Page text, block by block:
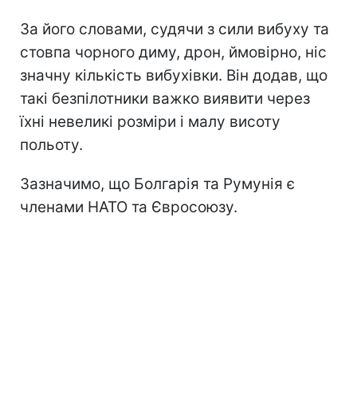
За його словами, судячи з сили вибуху та
стовпа чорного диму, дрон, ймовірно, ніс
значну кількість вибухівки. Він додав, що
такі безпілотники важко виявити через
їхні невеликі розміри і малу висоту
польоту.
Зазначимо, що Болгарія та Румунія є
членами НАТО та Євросоюзу.